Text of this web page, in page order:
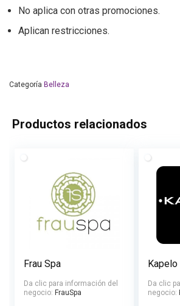
No aplica con otras promociones.
Aplican restricciones.
Categoría Belleza
Productos relacionados
Frau Spa
Da clic para información del
negocio: FrauSpa
Kapelo
Da clic
negocio: